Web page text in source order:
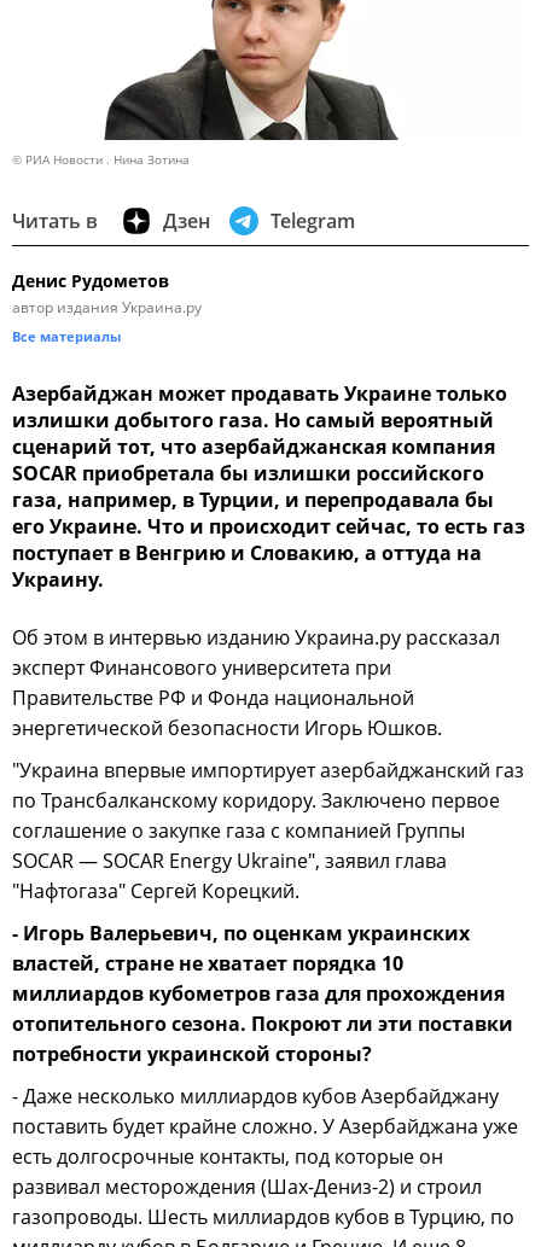
© РИА Новости . Нина Зотина
Читать в Дзен Telegram
Денис Рудометов
автор издания Украина.ру
Все материалы
Азербайджан может продавать Украине только
излишки добытого газа. Но самый вероятный
сценарий тот, что азербайджанская компания
SOCAR приобретала бы излишки российского
газа, например, в Турции, и перепродавала бы
его Украине. Что и происходит сейчас, то есть газ
поступает в Венгрию и Словакию, а оттуда на
Украину.
Об этом в интервью изданию Украина.ру рассказал
эксперт Финансового университета при
Правительстве РФ и Фонда национальной
энергетической безопасности Игорь Юшков.
"Украина впервые импортирует азербайджанский газ
по Трансбалканскому коридору. Заключено первое
соглашение о закупке газа с компанией Группы
SOCAR — SOCAR Energy Ukraine", заявил глава
"Нафтогаза" Сергей Корецкий.
- Игорь Валерьевич, по оценкам украинских
властей, стране не хватает порядка 10
миллиардов кубометров газа для прохождения
отопительного сезона. Покроют ли эти поставки
потребности украинской стороны?
- Даже несколько миллиардов кубов Азербайджану
поставить будет крайне сложно. У Азербайджана уже
есть долгосрочные контакты, под которые он
развивал месторождения (Шах-Дениз-2) и строил
газопроводы. Шесть миллиардов кубов в Турцию, по